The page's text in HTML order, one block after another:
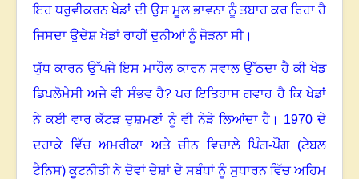
ਇਹ ਧਰੁਵੀਕਰਨ ਖੇਡਾਂ ਦੀ ਉਸ ਮੂਲ ਭਾਵਨਾ ਨੂੰ ਤਬਾਹ ਕਰ ਰਿਹਾ ਹੈ
ਜਿਸਦਾ ਉਦੇਸ਼ ਖੇਡਾਂ ਰਾਹੀਂ ਦੁਨੀਆਂ ਨੂੰ ਜੋੜਨਾ ਸੀ।
ਯੁੱਧ ਕਾਰਨ ਉੱਪਜੇ ਇਸ ਮਾਹੌਲ ਕਾਰਨ ਸਵਾਲ ਉੱਠਦਾ ਹੈ ਕੀ ਖੇਡ
ਡਿਪਲੋਮੇਸੀ ਅਜੇ ਵੀ ਸੰਭਵ ਹੈ?ਪਰ ਇਤਿਹਾਸ ਗਵਾਹ ਹੈ ਕਿ ਖੇਡਾਂ
ਨੇ ਕਈ ਵਾਰ ਕੱਟੜ ਦੁਸ਼ਮਣਾਂ ਨੂੰ ਵੀ ਨੇੜੇ ਲਿਆਂਦਾ ਹੈ । 1970 ਦੇ
ਦਹਾਕੇ ਵਿੱਚ ਅਮਰੀਕਾ ਅਤੇ ਚੀਨ ਵਿਚਾਲੇ ਪਿੰਗ-ਪੌਂਗ (ਟੇਬਲ
ਟੈਨਿਸ) ਕੂਟਨੀਤੀ ਨੇ ਦੋਵਾਂ ਦੇਸ਼ਾਂ ਦੇ ਸਬੰਧਾਂ ਨੂੰ ਸੁਧਾਰਨ ਵਿੱਚ ਅਹਿਮ